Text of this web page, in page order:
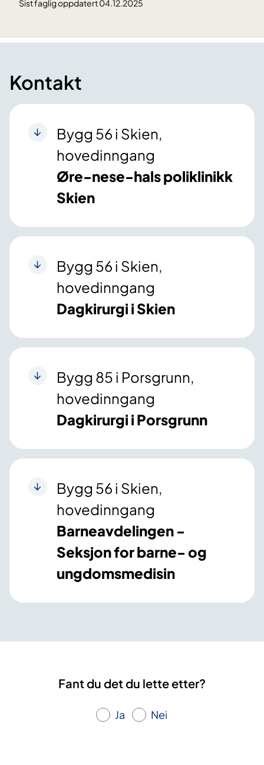
Sist faglig oppdatert 04.12.2025
Kontakt
Bygg 56 i Skien,
hovedinngang
Øre-nese-hals poliklinikk
Skien
Bygg 56 i Skien,
hovedinngang
Dagkirurgi i Skien
Bygg 85 i Porsgrunn,
hovedinngang
Dagkirurgi i Porsgrunn
Bygg 56 i Skien,
hovedinngang
Barneavdelingen -
Seksjon for barne- og
ungdomsmedisin
Fant du det du lette etter?
Ja Nei